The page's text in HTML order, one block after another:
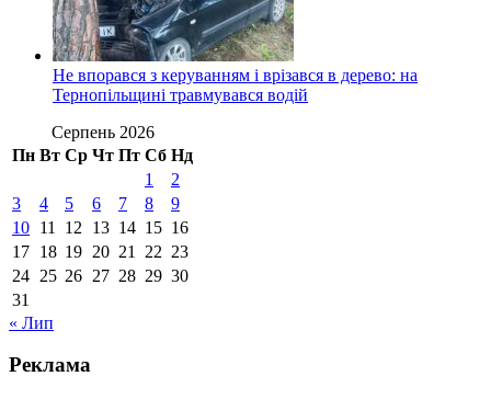
Не впорався з керуванням і врізався в дерево: на
Тернопільщині травмувався водій
Серпень 2026
Пн Вт Ср Чт Пт Сб Нд
1
2
3
4 5 6 7 8
9
10 11 12 13 14 15 16
17 18 19 20 21 22 23
24 25 26 27 28 29 30
31
« Лип
Реклама